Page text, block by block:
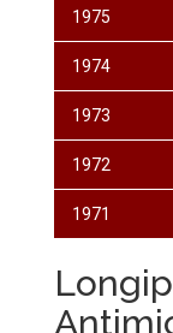
1975
1974
1973
1972
1971